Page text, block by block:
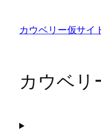
カウベリー仮サイ
カウベリ